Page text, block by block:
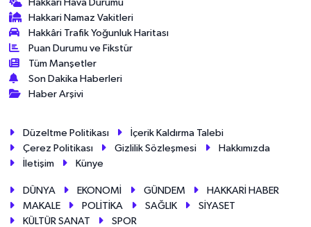
Hakkâri Hava Durumu
Hakkari Namaz Vakitleri
Hakkâri Trafik Yoğunluk Haritası
Puan Durumu ve Fikstür
Tüm Manşetler
Son Dakika Haberleri
Haber Arşivi
Düzeltme Politikası
İçerik Kaldırma Talebi
Çerez Politikası
Gizlilik Sözleşmesi
Hakkımızda
İletişim
Künye
DÜNYA EKONOMİ GÜNDEM
HAKKARİ HABER
MAKALE
POLİTİKA SAĞLIK
SİYASET
KÜLTÜR SANAT
SPOR